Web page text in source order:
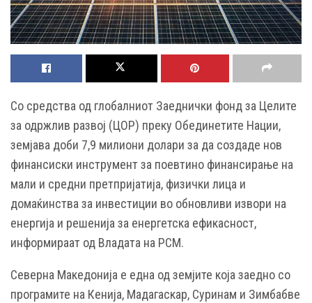
Со средства од глобалниот Заеднички фонд за Целите
за одржлив развој (ЦОР) преку Обединетите Нации,
земјава доби 7,9 милиони долари за да создаде нов
финансиски инструмент за поевтино финансирање на
мали и средни претпријатија, физички лица и
домаќинства за инвестиции во обновливи извори на
енергија и решенија за енергетска ефикасност,
информираат од Владата на РСМ.
Северна Македонија е една од земјите која заедно со
програмите на Кенија, Мадагаскар, Суринам и Зимбабве